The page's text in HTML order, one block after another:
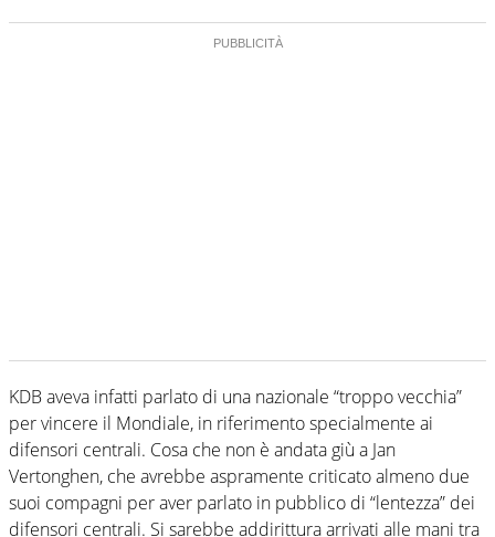
KDB aveva infatti parlato di una nazionale “troppo vecchia”
per vincere il Mondiale, in riferimento specialmente ai
difensori centrali. Cosa che non è andata giù a Jan
Vertonghen, che avrebbe aspramente criticato almeno due
suoi compagni per aver parlato in pubblico di “lentezza” dei
difensori centrali. Si sarebbe addirittura arrivati alle mani tra